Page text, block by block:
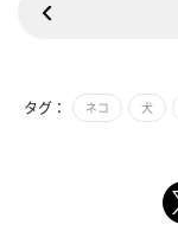
タグ： ネコ 犬